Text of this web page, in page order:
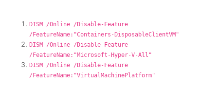
DISM /Online /Disable-Feature
/FeatureName: "Containers-DisposableClientVM"
DISM /Online /Disable-Feature
/FeatureName: "Microsoft-Hyper-V-All"
DISM /Online /Disable-Feature
/FeatureName: "VirtualMachinePlatform"